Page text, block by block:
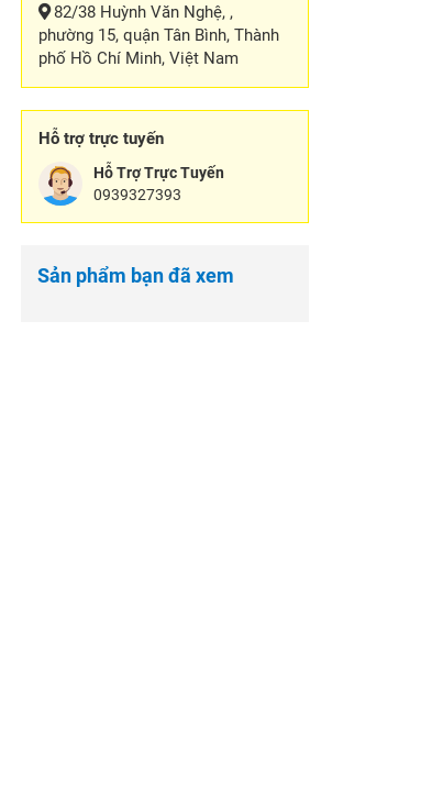
82/38 Huỳnh Văn Nghệ, ,
phường 15, quận Tân Bình, Thành
phố Hồ Chí Minh, Việt Nam
Hỗ trợ trực tuyến
Hỗ Trợ Trực Tuyến
0939327393
Sản phẩm bạn đã xem